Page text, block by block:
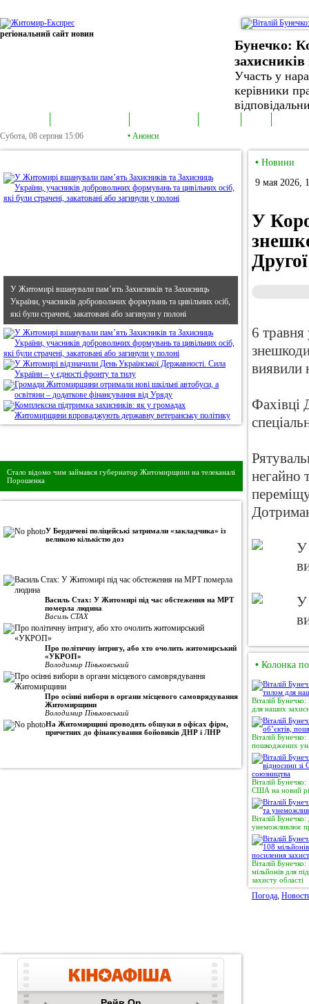
регіональний сайт новин
Бунечко:
захисників
Участь у
керівники
Субота, 08 серпня 15:06 • Анонси
У Житомирі вшанували пам’ять Захисників та Захисниць
України, учасників добровольчих формувань та цивільних осіб,
які були страчені, закатовані або загинули у полоні
Стало відомо чим займався губернатор Житомирщини на телеканалі
Порошенка
У Бердичеві поліцейські затримали «закладчика» із
великою кількістю доз
Василь Стах: У Житомирі під час обстеження на МРТ
померла людина
Василь СТАХ
Про політичну інтригу, або хто очолить житомирський
«УКРОП»
Володимир Піньковський
Про осінні вибори в органи місцевого самоврядування
Житомирщини
Володимир Піньковський
На Житомирщині проводять обшуки в офісах фірм,
причетних до фінансування бойовиків ДНР і ЛНР
• Новини
9 мая 2026,
У
6
виявили
Фахівці
негайно
• Колонка
Віталій
для наших
Віталій
пошкоджених
Віталій
США на новий
Віталій
унеможливлює
Віталій
мільйонів для
захисту області
Погода,